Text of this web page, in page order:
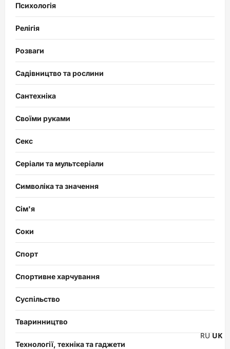
Психологія
Релігія
Розваги
Садівництво та рослини
Сантехніка
Своїми руками
Секс
Серіали та мультсеріали
Символіка та значення
Сім'я
Соки
Спорт
Спортивне харчування
Суспільство
Тваринництво
Технології, техніка та гаджети
RU UK